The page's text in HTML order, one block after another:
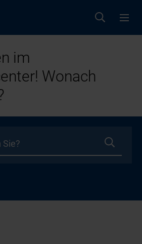
im
Wonach